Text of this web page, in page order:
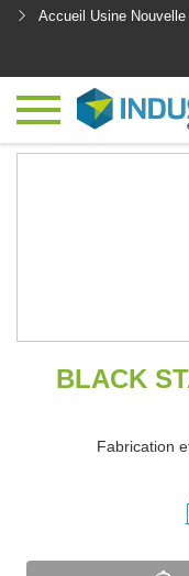
Accueil Usine Nouvelle
BLACK
Fabrication